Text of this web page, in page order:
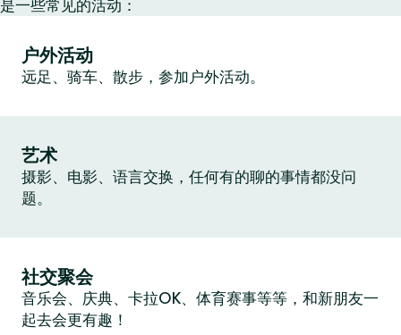
是一些常见的活动：
户外活动
远足、骑车、散步，参加户外活动。
艺术
摄影、电影、语言交换，任何有的聊的事情都没问
题。
社交聚会
音乐会、庆典、卡拉OK、体育赛事等等，和新朋友一
起去会更有趣！